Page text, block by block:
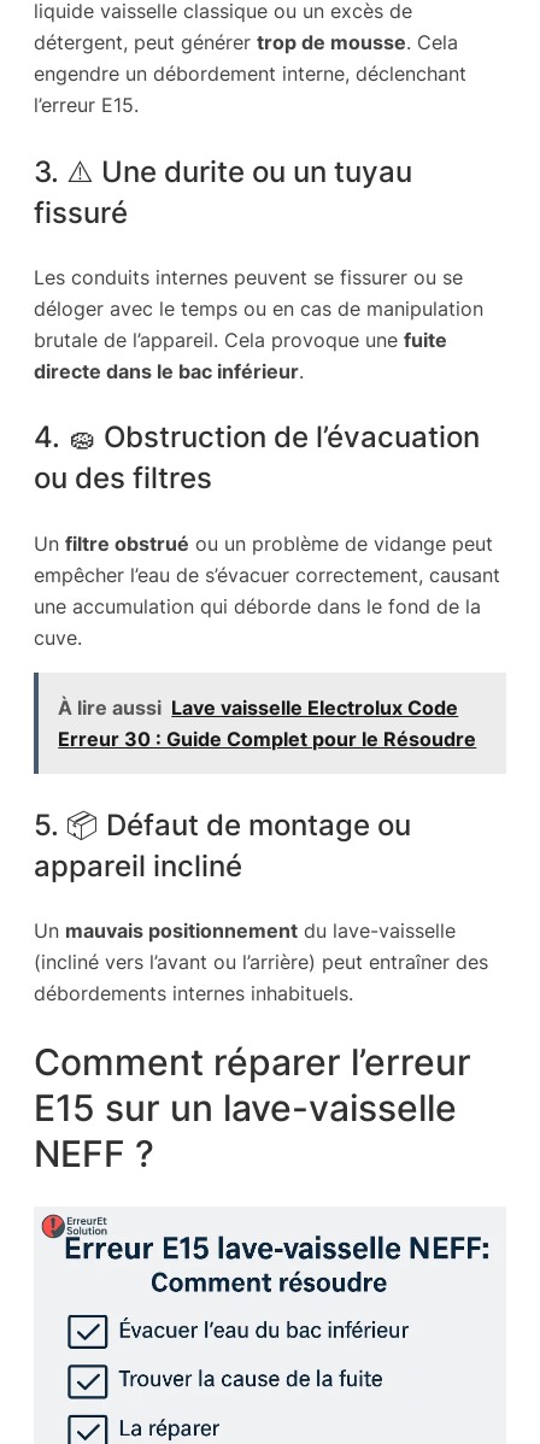
liquide vaisselle classique ou un excès de
détergent, peut générer trop de mousse. Cela
engendre un débordement interne, déclenchant
l’erreur E15.
3. ⚠️ Une durite ou un tuyau
fissuré
Les conduits internes peuvent se fissurer ou se
déloger avec le temps ou en cas de manipulation
brutale de l’appareil. Cela provoque une fuite
directe dans le bac inférieur.
4. 🧽 Obstruction de l’évacuation
ou des filtres
Un filtre obstrué ou un problème de vidange peut
empêcher l’eau de s’évacuer correctement, causant
une accumulation qui déborde dans le fond de la
cuve.
À lire aussi Lave vaisselle Electrolux Code
Erreur 30 : Guide Complet pour le Résoudre
5. 📦 Défaut de montage ou
appareil incliné
Un mauvais positionnement du lave-vaisselle
(incliné vers l’avant ou l’arrière) peut entraîner des
débordements internes inhabituels.
Comment réparer l’erreur
E15 sur un lave-vaisselle
NEFF ?